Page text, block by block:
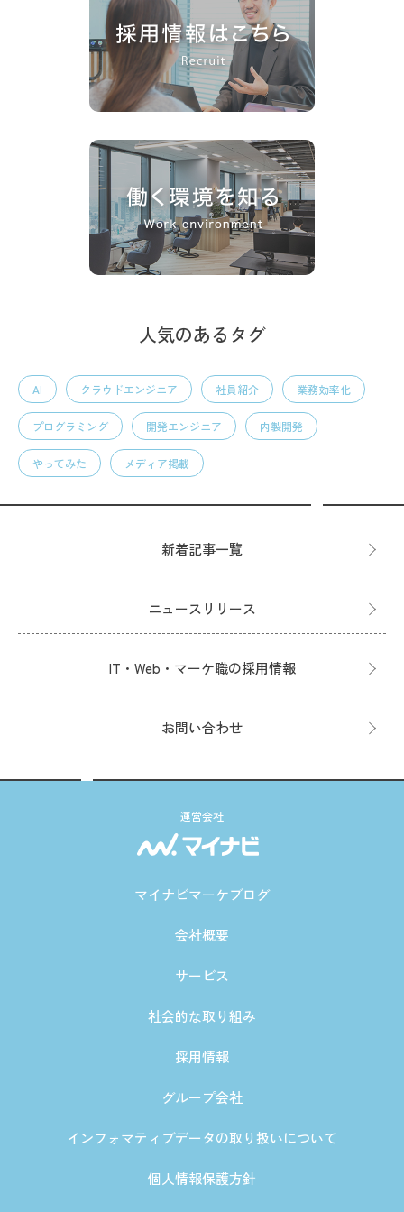
人気のあるタグ
AI クラウドエンジニア 社員紹介 業務効率化
プログラミング 開発エンジニア 内製開発
やってみた メディア掲載
新着記事一覧
ニュースリリース
IT・Web・マーケ職の採用情報
お問い合わせ
運営会社
マイナビマーケブログ
会社概要
サービス
社会的な取り組み
採用情報
グループ会社
インフォマティブデータの取り扱いについて
個人情報保護方針